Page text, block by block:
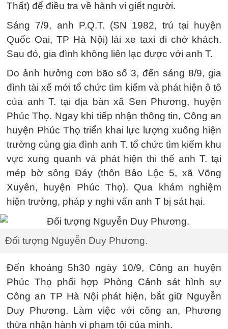
Thất) để điều tra về hành vi giết người.
Sáng 7/9, anh P.Q.T. (SN 1982, trú tại huyện
Quốc Oai, TP Hà Nội) lái xe taxi đi chở khách.
Sau đó, gia đình không liên lạc được với anh T.
Do ảnh hưởng cơn bão số 3, đến sáng 8/9, gia
đình tài xế mới tổ chức tìm kiếm và phát hiện ô tô
của anh T. tại địa bàn xã Sen Phương, huyện
Phúc Thọ. Ngay khi tiếp nhận thông tin, Công an
huyện Phúc Thọ triển khai lực lượng xuống hiện
trường cùng gia đình anh T. tổ chức tìm kiếm khu
vực xung quanh và phát hiện thi thể anh T. tại
mép bờ sông Đáy (thôn Bảo Lộc 5, xã Võng
Xuyên, huyện Phúc Thọ). Qua khám nghiệm
hiện trường, pháp y nghi vấn anh T bị sát hại.
Đối tượng Nguyễn Duy Phương.
Đến khoảng 5h30 ngày 10/9, Công an huyện
Phúc Thọ phối hợp Phòng Cảnh sát hình sự
Công an TP Hà Nội phát hiện, bắt giữ Nguyễn
Duy Phương. Làm việc với công an, Phương
thừa nhận hành vi phạm tội của mình.